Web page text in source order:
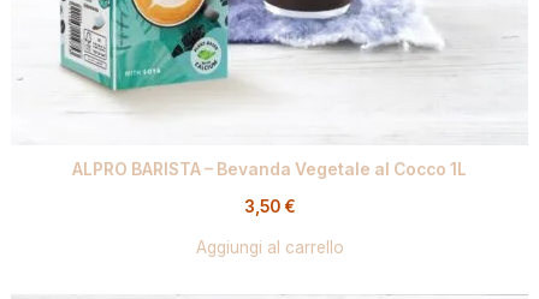
ALPRO BARISTA – Bevanda Vegetale al Cocco 1L
3,50 €
Aggiungi al carrello